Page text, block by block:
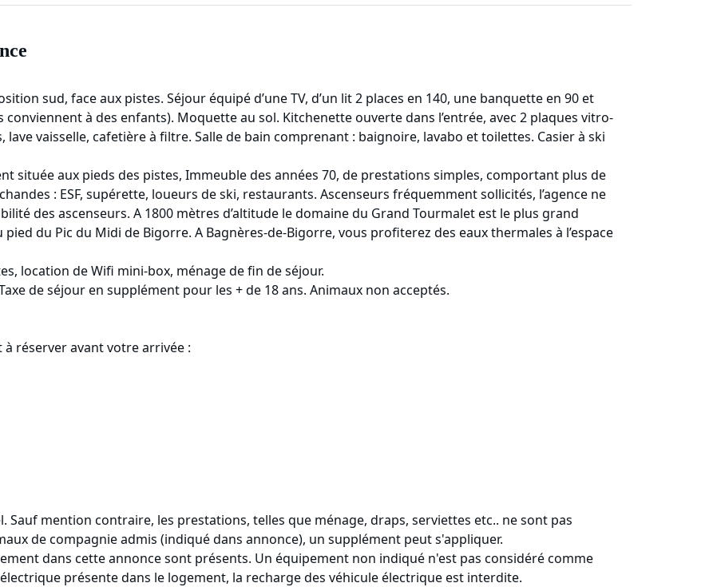
sud, face aux pistes. Séjour équipé d’une TV, d’un lit 2 places en 140, une banquette en 90 et
conviennent à des enfants). Moquette au sol. Kitchenette ouverte dans l’entrée, avec 2 plaques vitro-
vaisselle, cafetière à filtre. Salle de bain comprenant : baignoire, lavabo et toilettes. Casier à ski
située aux pieds des pistes, Immeuble des années 70, de prestations simples, comportant plus de
: ESF, supérette, loueurs de ski, restaurants. Ascenseurs fréquemment sollicités, l’agence ne
des ascenseurs. A 1800 mètres d’altitude le domaine du Grand Tourmalet est le plus grand
du Pic du Midi de Bigorre. A Bagnères-de-Bigorre, vous profiterez des eaux thermales à l’espace
location de Wifi mini-box, ménage de fin de séjour.
de séjour en supplément pour les + de 18 ans. Animaux non acceptés.
réserver avant votre arrivée :
mention contraire, les prestations, telles que ménage, draps, serviettes etc.. ne sont pas
de compagnie admis (indiqué dans annonce), un supplément peut s'appliquer.
dans cette annonce sont présents. Un équipement non indiqué n'est pas considéré comme
présente dans le logement, la recharge des véhicule électrique est interdite.